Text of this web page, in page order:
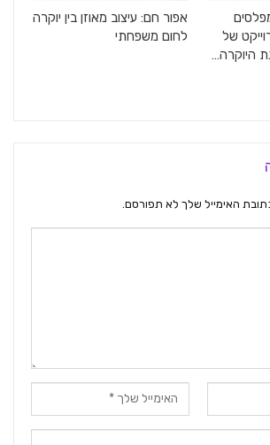
של
היוקרה…
אפור חם: עיצוב מאוזן בין יוקרה
לחום משפחתי
האימייל שלך לא תפורסם.